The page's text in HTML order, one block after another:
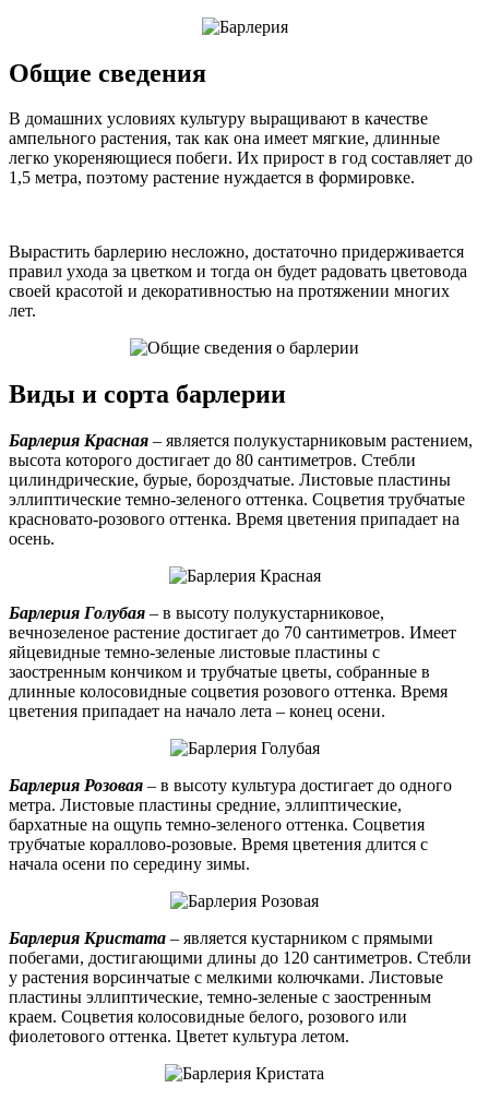
Общие сведения
В домашних условиях культуру выращивают в качестве
ампельного растения, так как она имеет мягкие, длинные
легко укореняющиеся побеги. Их прирост в год составляет до
1,5 метра, поэтому растение нуждается в формировке.
Вырастить барлерию несложно, достаточно придерживается
правил ухода за цветком и тогда он будет радовать цветовода
своей красотой и декоративностью на протяжении многих
лет.
Виды и сорта барлерии
Барлерия Красная – является полукустарниковым растением,
высота которого достигает до 80 сантиметров. Стебли
цилиндрические, бурые, бороздчатые. Листовые пластины
эллиптические темно-зеленого оттенка. Соцветия трубчатые
красновато-розового оттенка. Время цветения припадает на
осень.
Барлерия Голубая – в высоту полукустарниковое,
вечнозеленое растение достигает до 70 сантиметров. Имеет
яйцевидные темно-зеленые листовые пластины с
заостренным кончиком и трубчатые цветы, собранные в
длинные колосовидные соцветия розового оттенка. Время
цветения припадает на начало лета – конец осени.
Барлерия Розовая – в высоту культура достигает до одного
метра. Листовые пластины средние, эллиптические,
бархатные на ощупь темно-зеленого оттенка. Соцветия
трубчатые кораллово-розовые. Время цветения длится с
начала осени по середину зимы.
Барлерия Кристата – является кустарником с прямыми
побегами, достигающими длины до 120 сантиметров. Стебли
у растения ворсинчатые с мелкими колючками. Листовые
пластины эллиптические, темно-зеленые с заостренным
краем. Соцветия колосовидные белого, розового или
фиолетового оттенка. Цветет культура летом.